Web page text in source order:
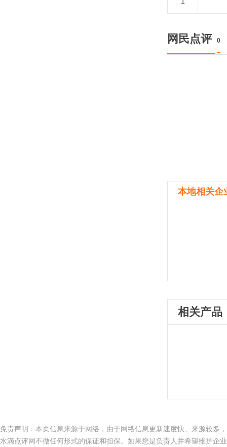
网民点评 0
本地相关企
相关产品
免责声明：本页信息来源于网络，由于网络信息更新速度快、来源较多
水滴点评网不做任何形式的保证和担保。如果您是负责人并希望维护企